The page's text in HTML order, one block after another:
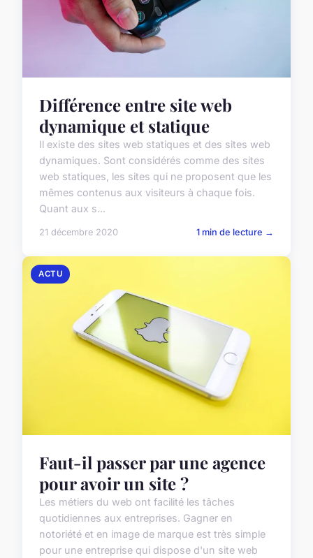
Différence entre site web
dynamique et statique
Il existe des sites web statiques et des sites web
dynamiques. Sont considérés comme des sites
web statiques, les sites qui ne proposent que les
mêmes contenus aux visiteurs à chaque fois.
Quant aux s...
21 décembre 2020 1 min de lecture →
ACTU
Faut-il passer par une agence
pour avoir un site ?
Les métiers du web ont facilité les tâches
quotidiennes aux entreprises. Gagner en
notoriété et en image de marque est très simple
pour une entreprise qui dispose d'un site web